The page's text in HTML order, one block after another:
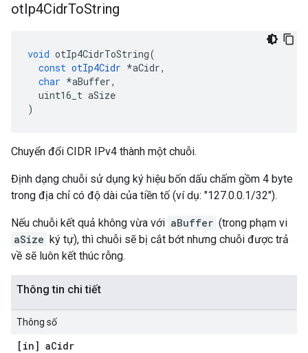
otIp4CidrToString
void otIp4CidrToString(
const otIp4Cidr *aCidr,
char *aBuffer,
uint16_t aSize
)
Chuyển đổi CIDR IPv4 thành một chuỗi.
Định dạng chuỗi sử dụng ký hiệu bốn dấu chấm gồm 4 byte
trong địa chỉ có độ dài của tiền tố (ví dụ: "127.0.0.1/32").
Nếu chuỗi kết quả không vừa với aBuffer (trong phạm vi
aSize ký tự), thì chuỗi sẽ bị cắt bớt nhưng chuỗi được trả
về sẽ luôn kết thúc rỗng.
Thông tin chi tiết
Thông số
[in] aCidr